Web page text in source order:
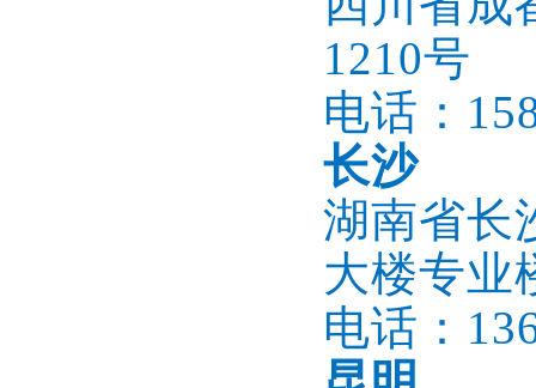
1210号
电话：
长沙
湖南省长
大楼专业
电话：